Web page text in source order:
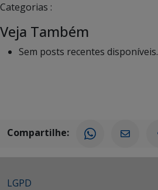
Categorias :
Veja Também
Sem posts recentes disponíveis.
Compartilhe:
LGPD